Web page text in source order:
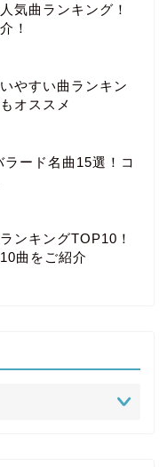
気曲ランキング！
！
やすい曲ランキン
オススメ
ード名曲15選！コ
ンキングTOP10！
曲をご紹介